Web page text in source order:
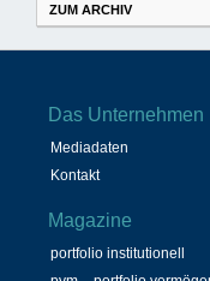
ZUM ARCHIV
Das Unternehmen
Mediadaten
Kontakt
Magazine
portfolio institutionell